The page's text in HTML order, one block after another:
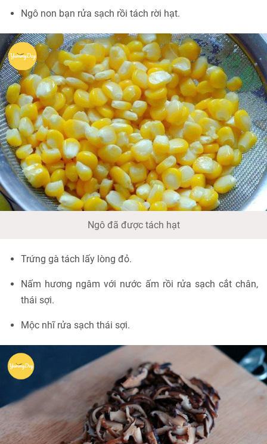
Ngô non bạn rửa sạch rồi tách rời hạt.
Ngô đã được tách hạt
Trứng gà tách lấy lòng đỏ.
Nấm hương ngâm với nước ấm rồi rửa sạch cắt chân,
thái sợi.
Mộc nhĩ rửa sạch thái sợi.